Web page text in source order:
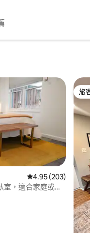
從 203 則評價中獲
4.95 (203)
室，適合家庭或工
旅
旅